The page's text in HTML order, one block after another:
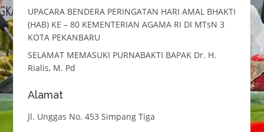
UPACARA BENDERA PERINGATAN HARI AMAL BHAKTI
(HAB) KE – 80 KEMENTERIAN AGAMA RI DI MTsN 3
KOTA PEKANBARU
SELAMAT MEMASUKI PURNABAKTI BAPAK Dr. H.
Rialis, M. Pd
Alamat
Jl. Unggas No. 453 Simpang Tiga